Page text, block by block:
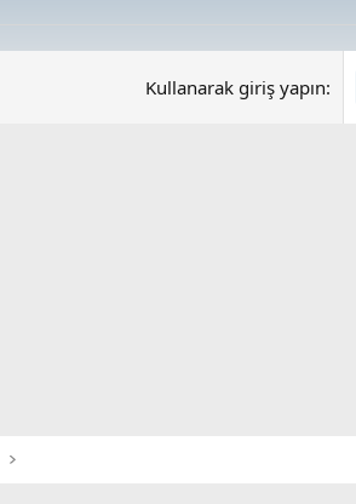
Kullanarak giriş yapın